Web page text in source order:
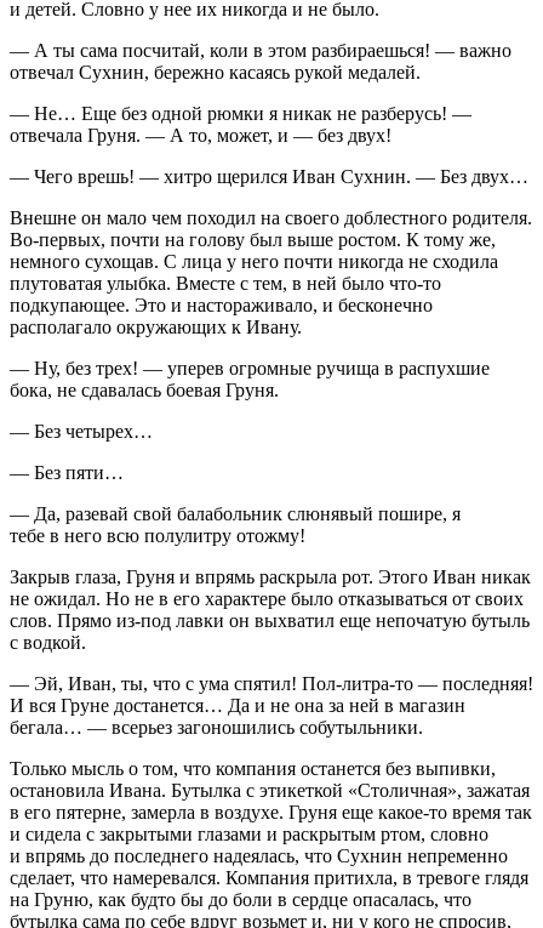
и детей. Словно у нее их никогда и не было.
— А ты сама посчитай, коли в этом разбираешься! — важно
отвечал Сухнин, бережно касаясь рукой медалей.
— Не… Еще без одной рюмки я никак не разберусь! —
отвечала Груня. — А то, может, и — без двух!
— Чего врешь! — хитро щерился Иван Сухнин. — Без двух…
Внешне он мало чем походил на своего доблестного родителя.
Во-первых, почти на голову был выше ростом. К тому же,
немного сухощав. С лица у него почти никогда не сходила
плутоватая улыбка. Вместе с тем, в ней было что-то
подкупающее. Это и настораживало, и бесконечно
располагало окружающих к Ивану.
— Ну, без трех! — уперев огромные ручища в распухшие
бока, не сдавалась боевая Груня.
— Без четырех…
— Без пяти…
— Да, разевай свой балабольник слюнявый пошире, я
тебе в него всю полулитру отожму!
Закрыв глаза, Груня и впрямь раскрыла рот. Этого Иван никак
не ожидал. Но не в его характере было отказываться от своих
слов. Прямо из-под лавки он выхватил еще непочатую бутыль
с водкой.
— Эй, Иван, ты, что с ума спятил! Пол-литра-то — последняя!
И вся Груне достанется… Да и не она за ней в магазин
бегала… — всерьез загоношились собутыльники.
Только мысль о том, что компания останется без выпивки,
остановила Ивана. Бутылка с этикеткой «Столичная», зажатая
в его пятерне, замерла в воздухе. Груня еще какое-то время так
и сидела с закрытыми глазами и раскрытым ртом, словно
и впрямь до последнего надеялась, что Сухнин непременно
сделает, что намеревался. Компания притихла, в тревоге глядя
на Груню, как будто бы до боли в сердце опасалась, что
бутылка сама по себе вдруг возьмет и, ни у кого не спросив,